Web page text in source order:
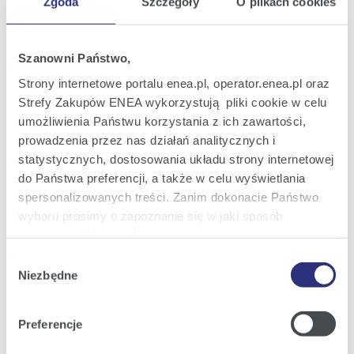
Szanowni Państwo,
Strony internetowe portalu enea.pl, operator.enea.pl oraz
Strefy Zakupów ENEA wykorzystują pliki cookie w celu
umożliwienia Państwu korzystania z ich zawartości,
prowadzenia przez nas działań analitycznych i
statystycznych, dostosowania układu strony internetowej
do Państwa preferencji, a także w celu wyświetlania
spersonalizowanych treści. Zanim dokonacie Państwo
wyboru prosimy o zapoznanie się w jaki sposób
Szczegółowe informacje na ten temat znajdziecie
Polityce
zgody
Niezbędne
Preferencje
01
08:14
Raport bieżący nr 33/2024
Informacja o rezygnacji z pełnienia
wrz
2024
18:41
Raport bieżący nr 32/2024
Informacja w sprawie wstępnych wyników
finansowych i operacyjnych za I półrocze
2024 roku
26
lip
2024
Raport bieżący nr 31/2024
Wykaz akcjonariuszy posiadających co
Zwyczajnym Walnym Zgromadzeniu ENEA
Następna